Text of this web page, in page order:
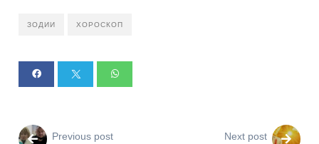
ЗОДИИ ХОРОСКОП
Previous post Next post